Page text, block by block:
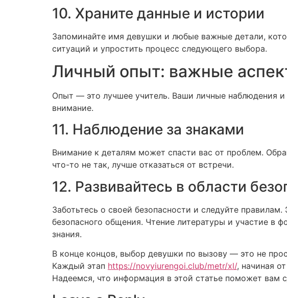
10. Храните данные и истории
Запоминайте имя девушки и любые важные детали,
ситуаций и упростить процесс следующего выбора.
Личный опыт: важные
Опыт — это лучшее учитель. Ваши личные наблюдения
внимание.
11. Наблюдение за знаками
Внимание к деталям может спасти вас от проблем.
что-то не так, лучше отказаться от встречи.
12. Развивайтесь в области
Заботьтесь о своей безопасности и следуйте
безопасного общения. Чтение литературы и участие в
знания.
В конце концов, выбор девушки по вызову — это не
Каждый этап https://novyiurengoi.club/metr/xl/, начиная
Надеемся, что информация в этой статье поможет вам